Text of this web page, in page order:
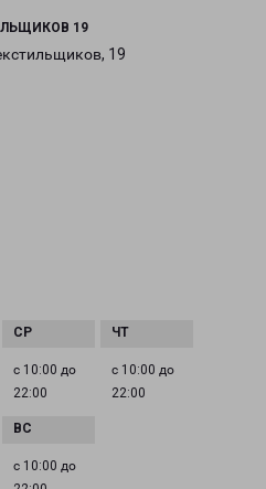
19
19
с 10:00 до
22:00
с 10:00 до
22:00
с 10:00 до